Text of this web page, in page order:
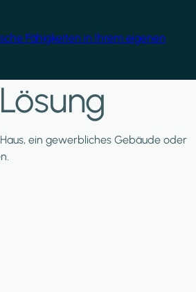
Fähigkeiten in Ihrem eigenen
ein gewerbliches Gebäude oder